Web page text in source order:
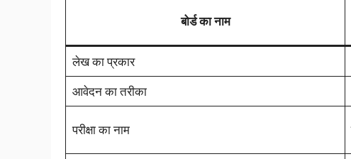
बोर्ड का नाम
लेख का प्रकार
आवेदन का तरीका
परीक्षा का नाम